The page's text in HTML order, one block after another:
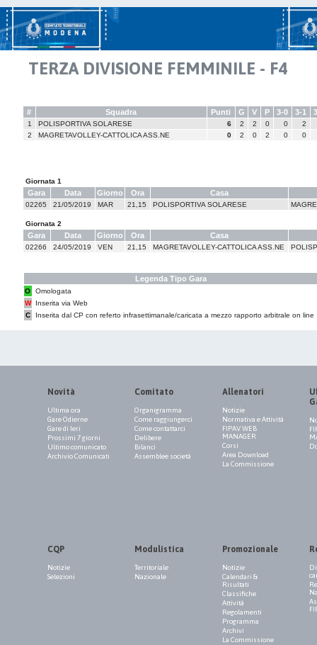
TERZA DIVISIONE FEMMINILE - F4
# Squadra Punti G V P 3-0 3-1
1 POLISPORTIVA SOLARESE 6 2 2 0 0
2
2
MAGRETAVOLLEY-CATTOLICA ASS.NE 0 2 0 2 0 0
Giornata 1
Gara Data Giorno Ora Casa
02265 21/05/2019 MAR 21,15 POLISPORTIVA SOLARESE
Giornata 2
Gara Data Giorno Ora Casa
02266 24/05/2019 VEN 21,15 MAGRETAVOLLEY-CATTOLICA ASS.NE
Legenda Tipo Gara
O
Omologata
W
Inserita via Web
C
Inserita dal CP con referto infrasettimanale/caricata a mezzo rapporto arbitrale on line
Novità
Ultima ora
Gare Odierne
Gare di Ieri
Prossimi 7 giorni
Ultimo comunicato
Archivio Comunicati
Comitato
Organigramma
Come raggiungerci
Come contattarci
Delibere
Bilanci
Assemblee società
Allenatori
Notizie
Normativa e Attività
FIPAV WEB
MANAGER
Corsi
Area Download
La Commissione
CQP
Notizie
Selezioni
Modulistica
Territoriale
Nazionale
Promozionale
Notizie
Calendari &
Risultati
Classifiche
Attività
Regolamenti
Programma
Archivi
La Commissione